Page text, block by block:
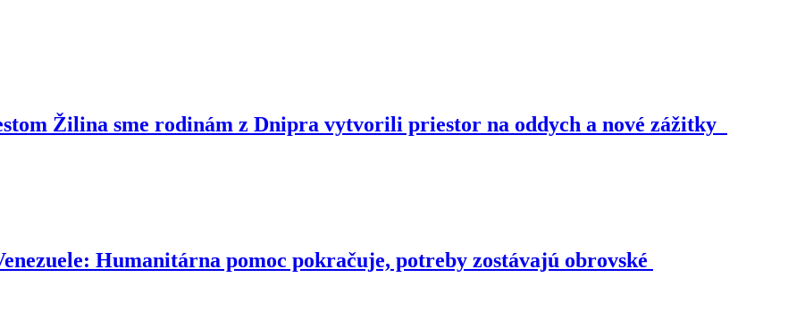
Žilina sme rodinám z Dnipra vytvorili priestor na oddych a nové zážitky
Humanitárna pomoc pokračuje, potreby zostávajú obrovské